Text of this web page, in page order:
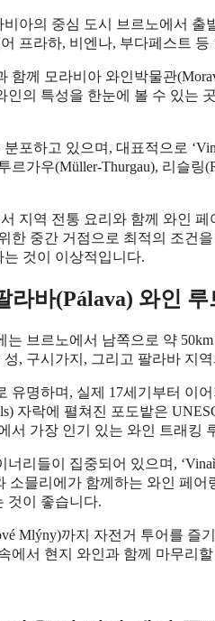
아의 중심 도시 브르노에서 출
프라하, 비엔나, 부다페스트
께 모라비아 와인박물관
의 특성을 한눈에 볼 수 있는
포하고 있으며, 대표적으로
가우(Müller-Thurgau), 리슬링
지역 전통 요리와 함께 와인
한 중간 거점으로 최적의 조건
것이 이상적입니다.
바(Pálava) 와인 루
브르노에서 남쪽으로 약
, 구시가지, 그리고 팔라바 지
유명하며, 실제 17세기부터 이
자락에 펼쳐진 포도밭은
서 가장 인기 있는 와인 트래킹
들이 집중되어 있으며,
소믈리에가 함께하는 와인 페
것이 좋습니다.
Mlýny)까지 자전거 투어를 즐
에서 현지 와인과 함께 마무리